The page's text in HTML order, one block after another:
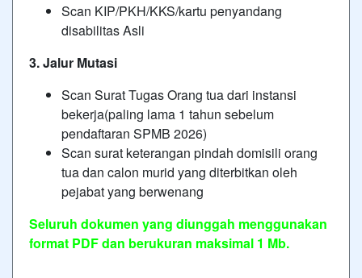
Scan KIP/PKH/KKS/kartu penyandang
disabilitas Asli
3. Jalur Mutasi
Scan Surat Tugas Orang tua dari instansi
bekerja(paling lama 1 tahun sebelum
pendaftaran SPMB 2026)
Scan surat keterangan pindah domisili orang
tua dan calon murid yang diterbitkan oleh
pejabat yang berwenang
Seluruh dokumen yang diunggah menggunakan
format PDF dan berukuran maksimal 1 Mb.